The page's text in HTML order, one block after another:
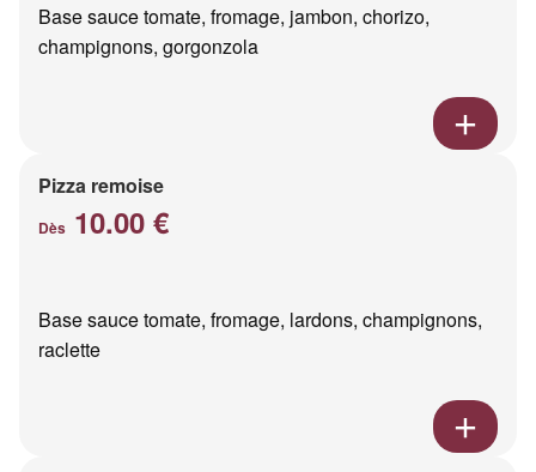
Base sauce tomate, fromage, jambon, chorizo,
champignons, gorgonzola
Pizza remoise
Dès 10.00 €
Base sauce tomate, fromage, lardons, champignons,
raclette